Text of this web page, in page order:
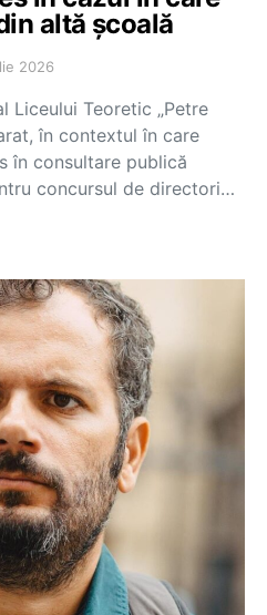
altă școală
2026
Liceului Teoretic „Petre
în contextul în care
în consultare publică
concursul de directori…